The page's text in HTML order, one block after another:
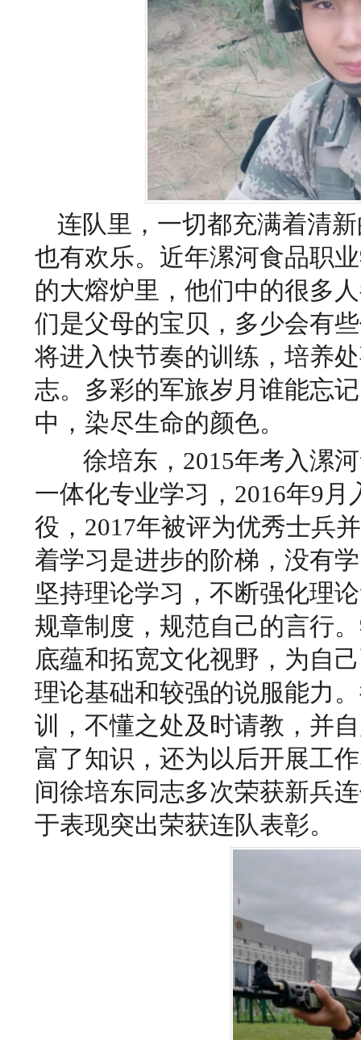
连队里，一切都充满着清
也有欢乐。近年漯河食品职
的大熔炉里，他们中的很多
们是父母的宝贝，多少会有
将进入快节奏的训练，培养
志。多彩的军旅岁月谁能忘
中，染尽生命的颜色。
徐培东，2015年考入漯
一体化专业学习，2016年9
役，2017年被评为优秀士
着学习是进步的阶梯，没有
坚持理论学习，不断强化理
规章制度，规范自己的言行
底蕴和拓宽文化视野，为自
理论基础和较强的说服能力
训，不懂之处及时请教，并
富了知识，还为以后开展工
间徐培东同志多次荣获新兵
于表现突出荣获连队表彰。